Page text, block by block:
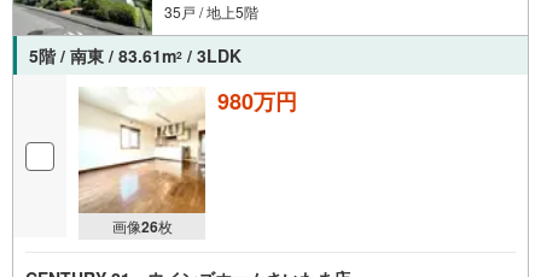
35戸 / 地上5階
5階 / 南東 / 83.61m2 / 3LDK
画像26枚
980万円